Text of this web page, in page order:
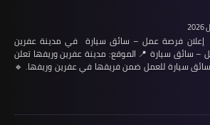
فرصة عمل – سائق سيارة في مدينة عفرين
– سائق سيارة 📍 الموقع: مدينة عفرين وريفها تعلن
سيارة للعمل ضمن فريقها في عفرين وريفها. 🔹